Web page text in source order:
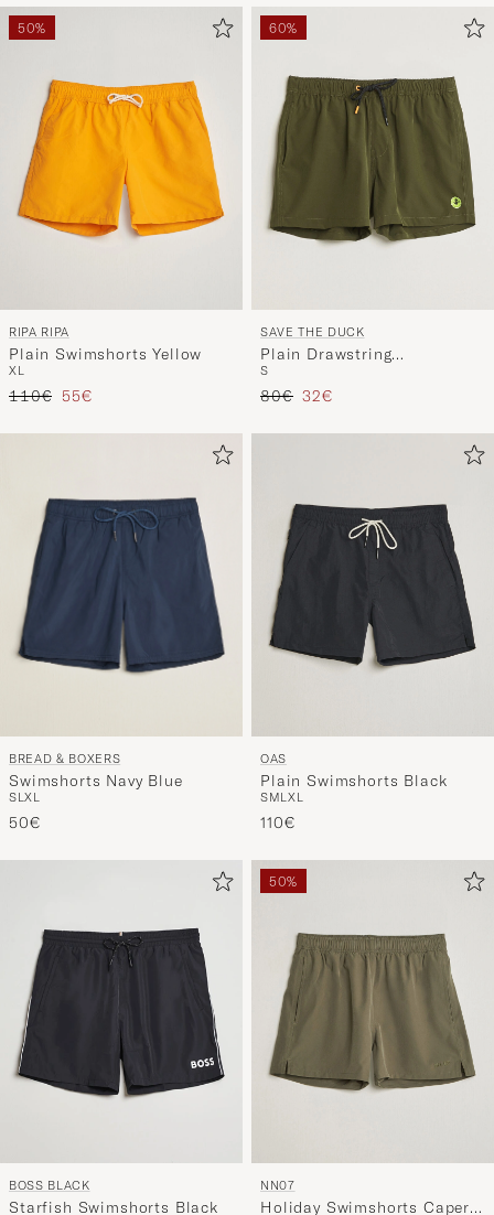
50%
RIPA RIPA
Plain Swimshorts Yellow
XL
Regulärer Preis
110€ Reduzierter Preis
55€
60%
SAVE THE DUCK
Plain Drawstring
Swimshorts Snake Green
S
Regulärer Preis
80€ Reduzierter Preis
32€
BREAD & BOXERS
Swimshorts Navy Blue
SLXL
50€
OAS
Plain Swimshorts Black
SMLXL
110€
BOSS BLACK
Starfish Swimshorts Black
50%
NN07
Holiday Swimshorts Capers